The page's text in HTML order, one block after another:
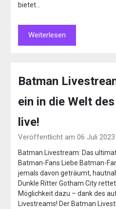
bietet…
Weiterlesen
Batman
ein in die Welt
live!
Veröffentlicht am 06 Juli 2023
Batman Livestream: Das
Batman-Fans Liebe Batman-
jemals davon geträumt,
Dunkle Ritter Gotham City
Möglichkeit dazu – dank des
Livestreams! Der Batman